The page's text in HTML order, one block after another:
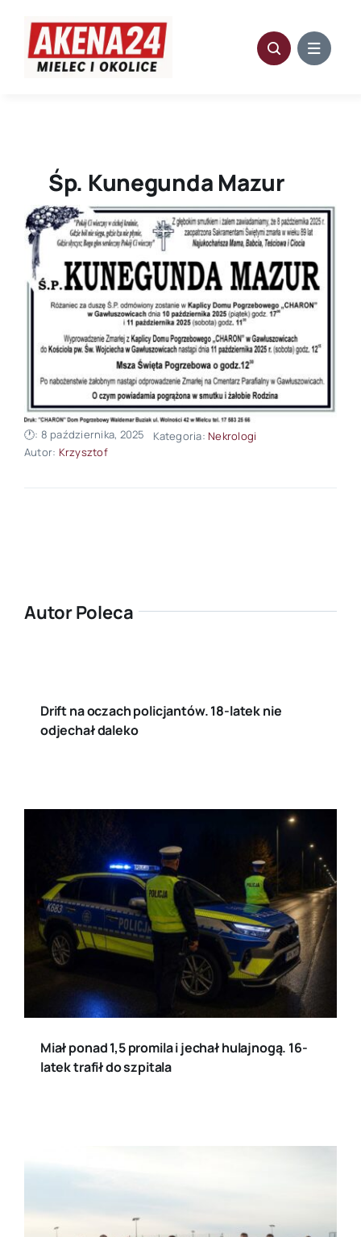
zawartości
Śp. Kunegunda Mazur
🕐: 8 października, 2025 Kategoria: Nekrologi
Autor: Krzysztof
Autor Poleca
Drift na oczach policjantów. 18-latek nie
odjechał daleko
Miał ponad 1,5 promila i jechał hulajnogą. 16-
latek trafił do szpitala